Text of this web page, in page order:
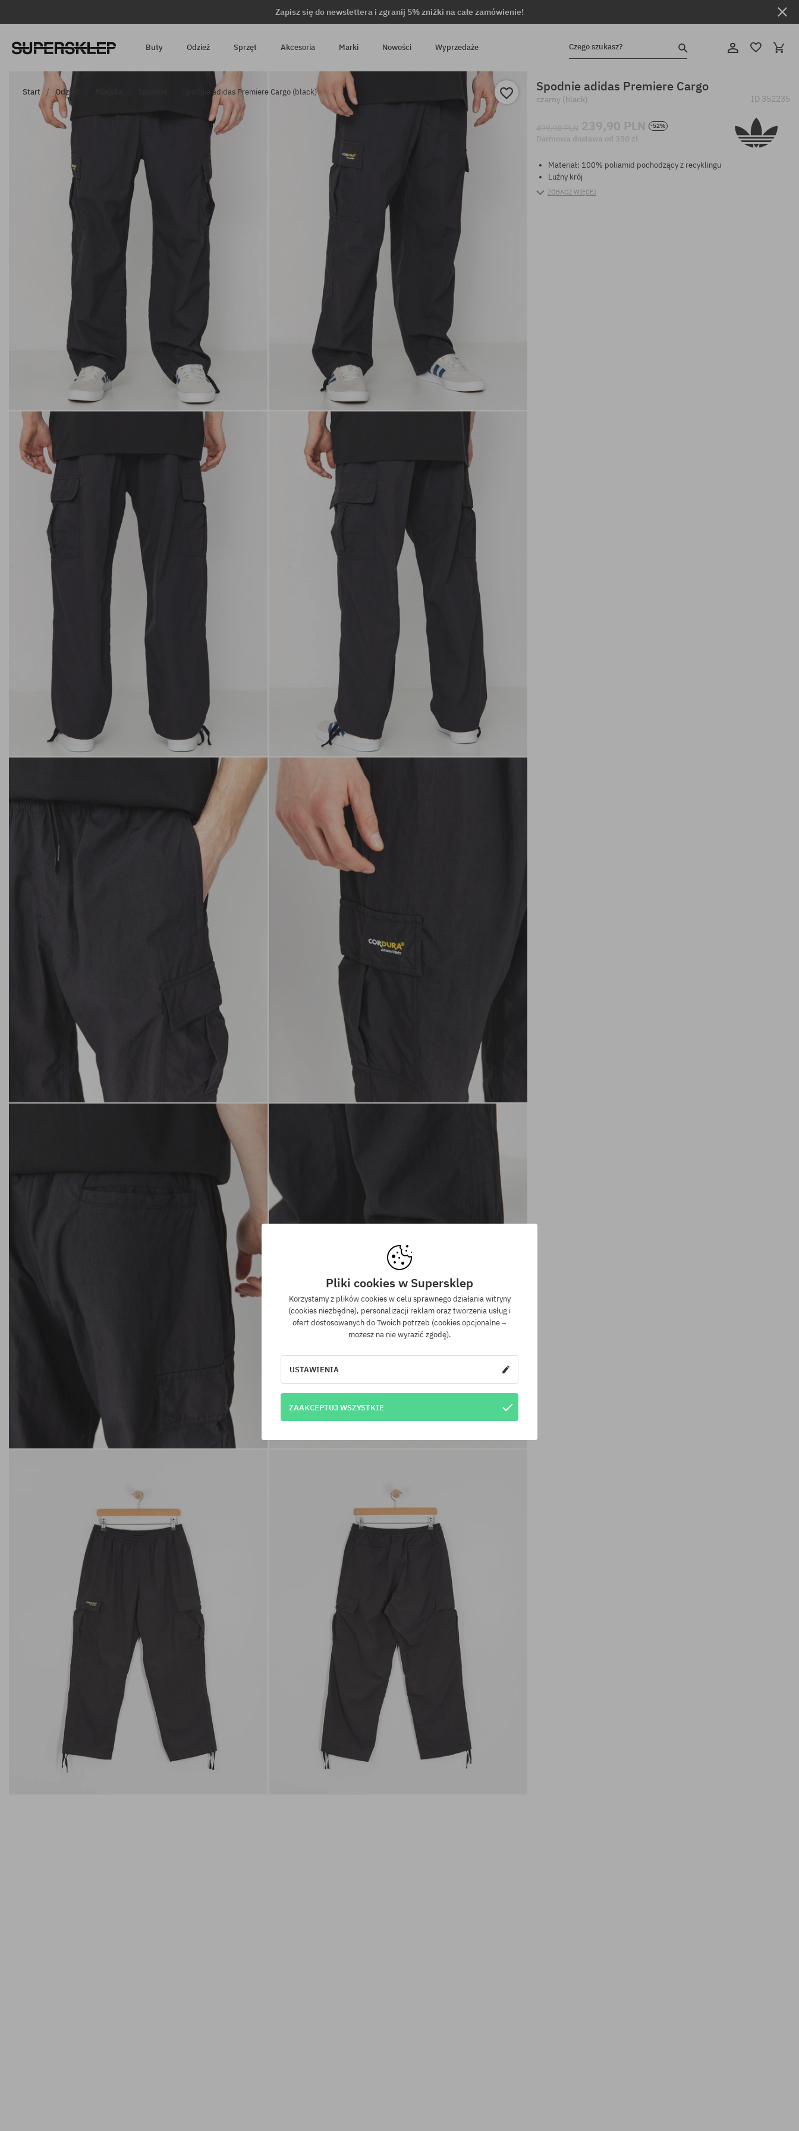
Zapisz się do newslettera i zgranij 5% zniżki na całe zamówienie!
Buty Odzież Sprzęt Akcesoria Marki Nowości Wyprzedaże Czego szukasz?
Start Odzież Spodnie adidas Premiere Cargo (black) Spodnie adidas Premiere Cargo
czarny (black) ID 352235
499,90 PLN 239,90 PLN -52%
Darmowa dostawa od 350 zł
Materiał: 100% poliamid pochodzący z recyklingu
Luźny krój
ZOBACZ WIĘCEJ
Pliki cookies w Supersklep
Korzystamy z plików cookies w celu sprawnego działania witryny
(cookies niezbędne), personalizacji reklam oraz tworzenia usług i
ofert dostosowanych do Twoich potrzeb (cookies opcjonalne –
możesz na nie wyrazić zgodę).
USTAWIENIA
ZAAKCEPTUJ WSZYSTKIE